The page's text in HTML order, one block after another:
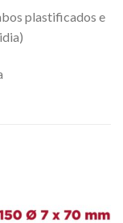
plastificados e